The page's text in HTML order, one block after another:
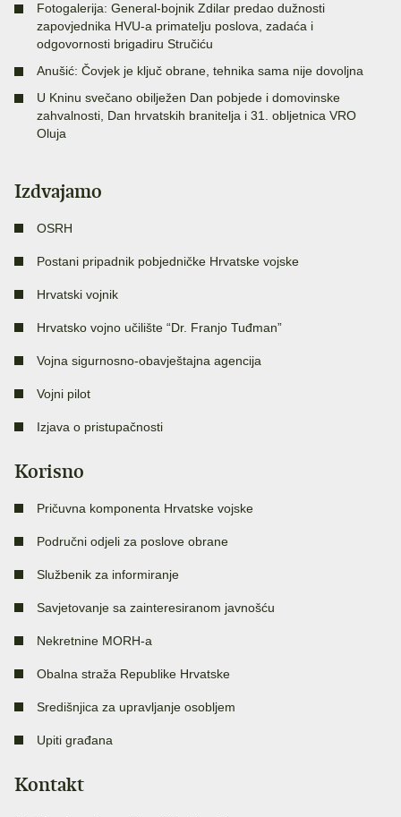
Fotogalerija: General-bojnik Zdilar predao dužnosti
zapovjednika HVU-a primatelju poslova, zadaća i
odgovornosti brigadiru Stručiću
Anušić: Čovjek je ključ obrane, tehnika sama nije dovoljna
U Kninu svečano obilježen Dan pobjede i domovinske
zahvalnosti, Dan hrvatskih branitelja i 31. obljetnica VRO
Oluja
Izdvajamo
OSRH
Postani pripadnik pobjedničke Hrvatske vojske
Hrvatski vojnik
Hrvatsko vojno učilište “Dr. Franjo Tuđman”
Vojna sigurnosno-obavještajna agencija
Vojni pilot
Izjava o pristupačnosti
Korisno
Pričuvna komponenta Hrvatske vojske
Područni odjeli za poslove obrane
Službenik za informiranje
Savjetovanje sa zainteresiranom javnošću
Nekretnine MORH-a
Obalna straža Republike Hrvatske
Središnjica za upravljanje osobljem
Upiti građana
Kontakt